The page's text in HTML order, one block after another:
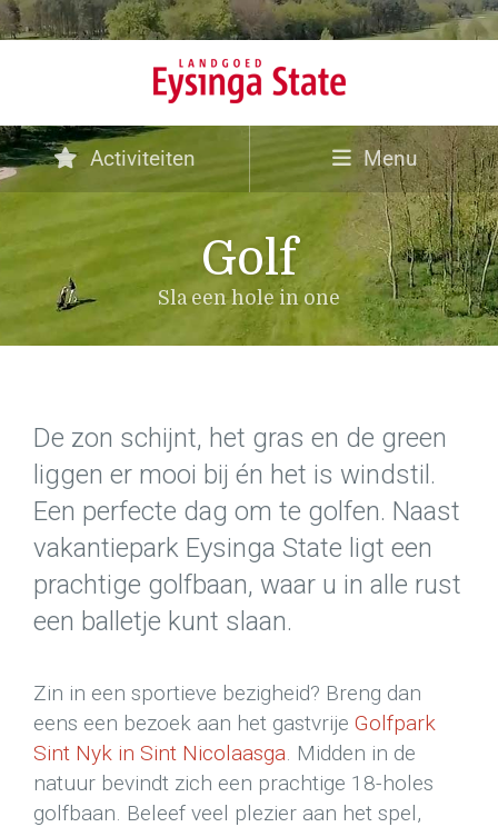
Activiteiten Menu
Golf
Sla een hole in one
De zon schijnt, het gras en de green
liggen er mooi bij én het is windstil.
Een perfecte dag om te golfen. Naast
vakantiepark Eysinga State ligt een
prachtige golfbaan, waar u in alle rust
een balletje kunt slaan.
Zin in een sportieve bezigheid? Breng dan
eens een bezoek aan het gastvrije Golfpark
Sint Nyk in Sint Nicolaasga. Midden in de
natuur bevindt zich een prachtige 18-holes
golfbaan. Beleef veel plezier aan het spel,